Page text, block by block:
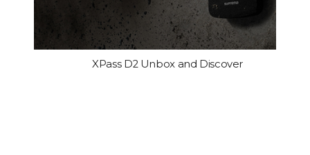
XPass D2 Unbox and Discover